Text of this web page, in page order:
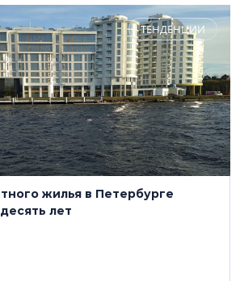
ТЕНДЕНЦИИ
жилья в Петербурге
лет